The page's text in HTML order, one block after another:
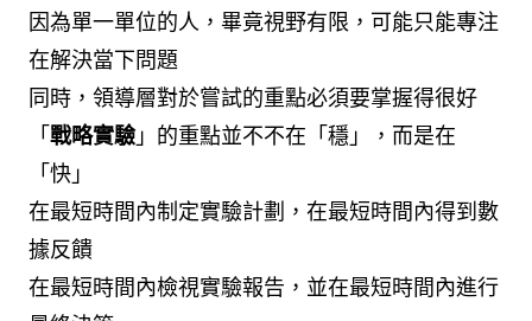
因為單一單位的人，畢竟視野有限，可能只能專注
在解決當下問題
同時，領導層對於嘗試的重點必須要掌握得很好
「戰略實驗」的重點並不不在「穩」，而是在
「快」
在最短時間內制定實驗計劃，在最短時間內得到數
據反饋
在最短時間內檢視實驗報告，並在最短時間內進行